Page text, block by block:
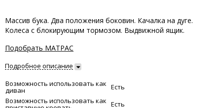
Массив бука. Два положения боковин. Качалка на дуге.
Колеса с блокирующим тормозом. Выдвижной ящик.
Подобрать МАТРАС
Подробное описание
Возможность использовать как
диван
Есть
Возможность использовать как Есть